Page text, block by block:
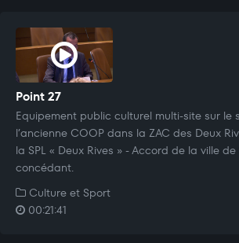
Point 27
Equipement public culturel multi-site sur le
l’ancienne COOP dans la ZAC des Deux
la SPL « Deux Rives » - Accord de la ville
concédant.
Culture et Sport
00:21:41